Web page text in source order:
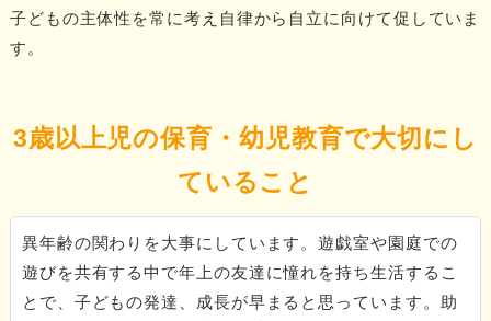
子どもの主体性を常に考え自律から自立に向けて促していま
す。
3歳以上児の保育・幼児教育で大切にし
ていること
異年齢の関わりを大事にしています。遊戯室や園庭での
遊びを共有する中で年上の友達に憧れを持ち生活するこ
とで、子どもの発達、成長が早まると思っています。助